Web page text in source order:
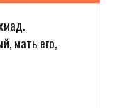
мать его,